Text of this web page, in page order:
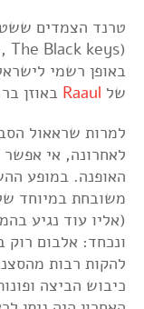
טרנד הצמדים
באופן רשמי
של Raaul באוזן
למרות שראאול
לאחרונה, אי
האופנה. במופע
משובחת במיוחד
(אליו עוד נגיע
ונכחד: אלבום רוק
להקות רבות
כיבוש הביצה